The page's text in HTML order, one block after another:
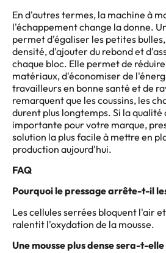
En d'autres termes, la machine à
l'échappement change la donne.
permet d'égaliser les petites
densité, d'ajouter du rebond et
chaque bloc. Elle permet de
matériaux, d'économiser de
travailleurs en bonne santé et de
remarquent que les coussins, les
durent plus longtemps. Si la qualité
importante pour votre marque,
solution la plus facile à mettre en
production aujourd'hui.
FAQ
Pourquoi le pressage arrête-t-il
Les cellules serrées bloquent l'air
ralentit l'oxydation de la mousse.
Une mousse plus dense sera-t-